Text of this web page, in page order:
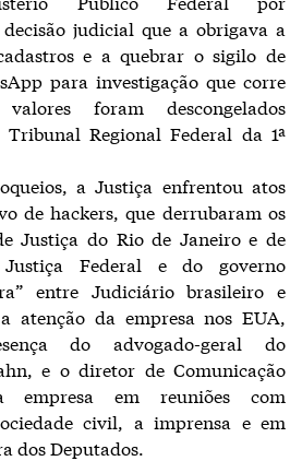
judicial que a obrigava a
e a quebrar o sigilo de
para investigação que corre
foram descongelados
Regional Federal da 1ª
a Justiça enfrentou atos
de hackers, que derrubaram os
Justiça do Rio de Janeiro e de
Federal e do governo
entre Judiciário brasileiro e
atenção da empresa nos EUA,
do advogado-geral do
e o diretor de Comunicação
empresa em reuniões com
civil, a imprensa e em
dos Deputados.